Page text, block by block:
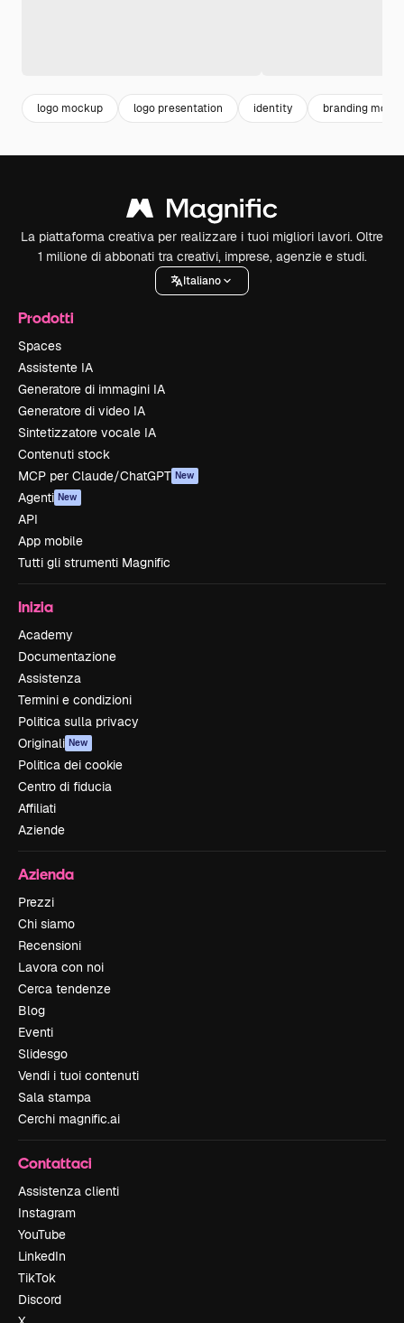
logo mockup logo presentation identity branding
La piattaforma creativa per realizzare i tuoi migliori lavori. Oltre
1 milione di abbonati tra creativi, imprese, agenzie e studi.
Italiano
Prodotti
Spaces
Assistente IA
Generatore di immagini IA
Generatore di video IA
Sintetizzatore vocale IA
Contenuti stock
MCP per Claude/ChatGPT New
Agenti New
API
App mobile
Tutti gli strumenti Magnific
Inizia
Academy
Documentazione
Assistenza
Termini e condizioni
Politica sulla privacy
Originali New
Politica dei cookie
Centro di fiducia
Affiliati
Aziende
Azienda
Prezzi
Chi siamo
Recensioni
Lavora con noi
Cerca tendenze
Blog
Eventi
Slidesgo
Vendi i tuoi contenuti
Sala stampa
Cerchi magnific.ai
Contattaci
Assistenza clienti
Instagram
YouTube
LinkedIn
TikTok
Discord